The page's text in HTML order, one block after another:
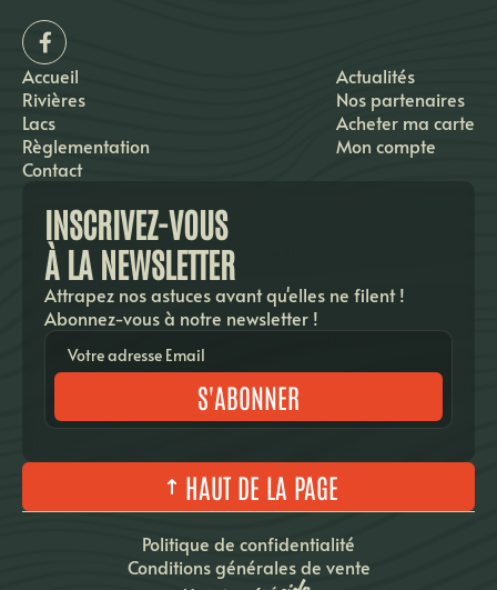
Accueil
Rivières
Lacs
Règlementation
Contact
Actualités
Nos partenaires
Acheter ma carte
Mon compte
INSCRIVEZ-VOUS
À LA NEWSLETTER
Attrapez nos astuces avant qu'elles ne filent !
Abonnez-vous à notre newsletter !
S'ABONNER
HAUT DE LA PAGE
Politique de confidentialité
Conditions générales de vente